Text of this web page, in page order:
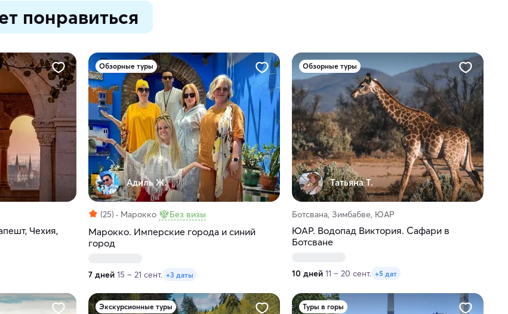
понравиться
Чехия,
Обзорные туры
Адиль Ж.
(25) Марокко Без визы
Марокко. Имперские города и синий
город
7 дней 15 – 21 сент. +3 даты
Обзорные туры
Татьяна Т.
Ботсвана, Зимбабве, ЮАР
ЮАР. Водопад Виктория. Сафари в
Ботсване
10 дней 11 – 20 сент. +5 дат
Экскурсионные туры Туры в горы